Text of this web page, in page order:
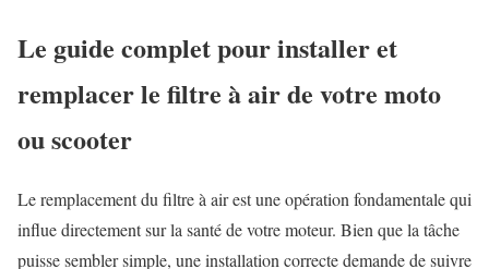
Le guide complet pour installer et
remplacer le filtre à air de votre moto
ou scooter
Le remplacement du filtre à air est une opération fondamentale qui
influe directement sur la santé de votre moteur. Bien que la tâche
puisse sembler simple, une installation correcte demande de suivre